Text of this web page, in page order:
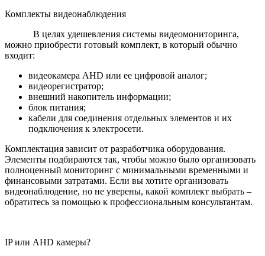
Комплекты видеонаблюдения
В целях удешевления системы видеомониторинга,
можно приобрести готовый комплект, в который обычно
входит:
видеокамера AHD или ее цифровой аналог;
видеорегистратор;
внешний накопитель информации;
блок питания;
кабели для соединения отдельных элементов и их
подключения к электросети.
Комплектация зависит от разработчика оборудования.
Элементы подбираются так, чтобы можно было организовать
полноценный мониторинг с минимальными временными и
финансовыми затратами. Если вы хотите организовать
видеонаблюдение, но не уверены, какой комплект выбрать –
обратитесь за помощью к профессиональным консультантам.
IP или AHD камеры?